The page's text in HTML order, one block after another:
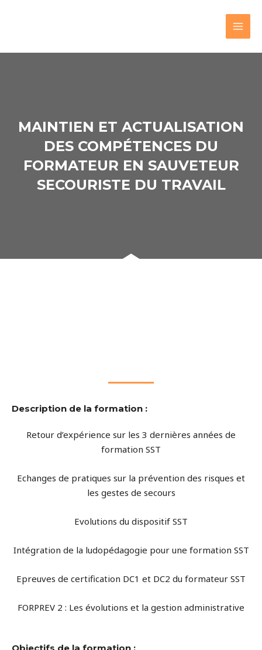
MAINTIEN ET ACTUALISATION
DES COMPÉTENCES DU
FORMATEUR EN SAUVETEUR
SECOURISTE DU TRAVAIL
Description de la formation :
Retour d’expérience sur les 3 dernières années de
formation SST
Echanges de pratiques sur la prévention des risques et
les gestes de secours
Evolutions du dispositif SST
Intégration de la ludopédagogie pour une formation SST
Epreuves de certification DC1 et DC2 du formateur SST
FORPREV 2 : Les évolutions et la gestion administrative